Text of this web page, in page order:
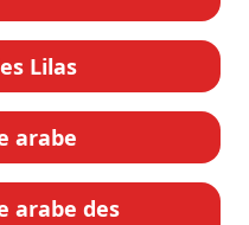
Lilas
arabe
arabe des